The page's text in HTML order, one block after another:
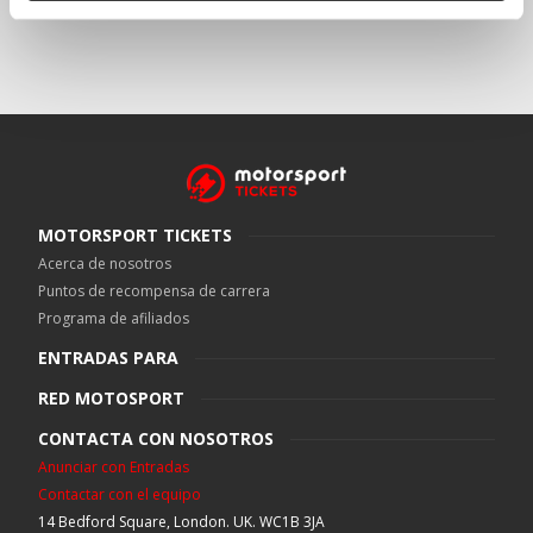
MOTORSPORT TICKETS
Acerca de nosotros
Puntos de recompensa de carrera
Programa de afiliados
ENTRADAS PARA
RED MOTOSPORT
CONTACTA CON NOSOTROS
Anunciar con Entradas
Contactar con el equipo
14 Bedford Square, London. UK. WC1B 3JA